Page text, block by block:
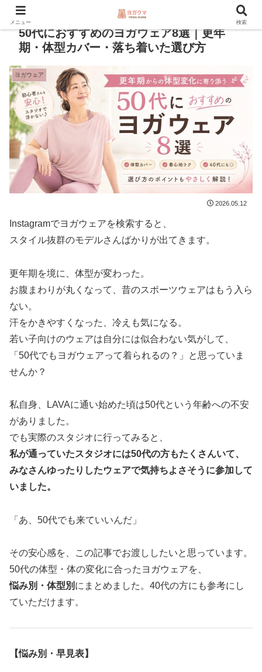
本サイトにはアフィリエイト広告が含まれます。
50代におすすめのヨガウェア8選｜更年
期・体型カバー・落ち着いた選び方
ヨガウェア
2026.05.12
Instagramでヨガウェアを検索すると、
スタイル抜群のモデルさんばかりが出てきます。
更年期を境に、体型が変わった。
お腹まわりが丸くなって、昔のスポーツウェアはもう入ら
ない。
汗をかきやすくなった、冷えも気になる。
若い子向けのウェアは自分には似合わない気がして、
「50代でもヨガウェアって着られるの？」と思っていま
せんか？
私自身、LAVAに通い始めた頃は50代という年齢への不安
がありました。
でも実際のスタジオに行ってみると、
私が通っていたスタジオには50代の方もたくさんいて、
みなさんゆったりしたウェアで気持ちよさそうに参加して
いました。
「あ、50代でも来ていいんだ」
その安心感を、この記事でお渡ししたいと思っています。
50代の体型・体の変化に合ったヨガウェアを、
悩み別・体型別 にまとめました。40代の方にも参考にし
ていただけます。
【悩み別・早見表】
メニュー 検索